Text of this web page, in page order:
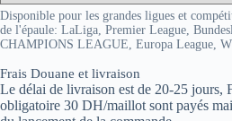
Disponible pour les grandes ligues et
de l'épaule: LaLiga, Premier League,
CHAMPIONS LEAGUE, Europa League,
Frais Douane et livraison
Le délai de livraison est de 20-25 jours,
obligatoire 30 DH/maillot sont payés